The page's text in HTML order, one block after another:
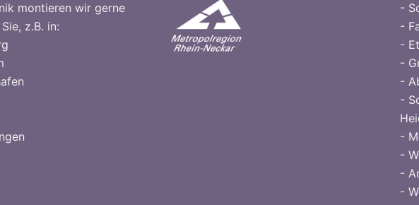
montieren wir gerne
z.B. in:
-
-
-
-
-
-
-
-
-
-